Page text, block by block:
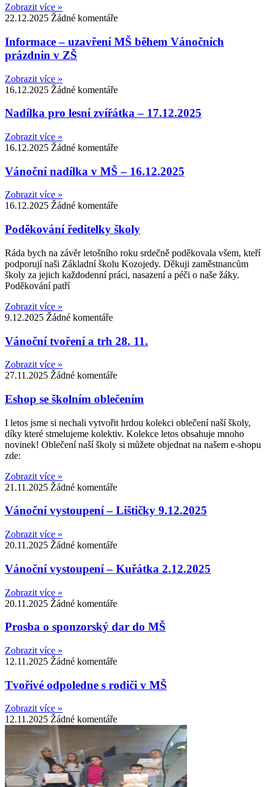
Zobrazit více »
22.12.2025 Žádné komentáře
Informace – uzavření MŠ během Vánočních
prázdnin v ZŠ
Zobrazit více »
16.12.2025 Žádné komentáře
Nadílka pro lesní zvířátka – 17.12.2025
Zobrazit více »
16.12.2025 Žádné komentáře
Vánoční nadílka v MŠ – 16.12.2025
Zobrazit více »
16.12.2025 Žádné komentáře
Poděkování ředitelky školy
Ráda bych na závěr letošního roku srdečně poděkovala všem, kteří
podporují naši Základní školu Kozojedy. Děkuji zaměstnancům
školy za jejich každodenní práci, nasazení a péči o naše žáky.
Poděkování patří
Zobrazit více »
9.12.2025 Žádné komentáře
Vánoční tvoření a trh 28. 11.
Zobrazit více »
27.11.2025 Žádné komentáře
Eshop se školním oblečením
I letos jsme si nechali vytvořit hrdou kolekci oblečení naší školy,
díky které stmelujeme kolektiv. Kolekce letos obsahuje mnoho
novinek! Oblečení naší školy si můžete objednat na našem e-shopu
zde:
Zobrazit více »
21.11.2025 Žádné komentáře
Vánoční vystoupení – Lištičky 9.12.2025
Zobrazit více »
20.11.2025 Žádné komentáře
Vánoční vystoupení – Kuřátka 2.12.2025
Zobrazit více »
20.11.2025 Žádné komentáře
Prosba o sponzorský dar do MŠ
Zobrazit více »
12.11.2025 Žádné komentáře
Tvořivé odpoledne s rodiči v MŠ
Zobrazit více »
12.11.2025 Žádné komentáře